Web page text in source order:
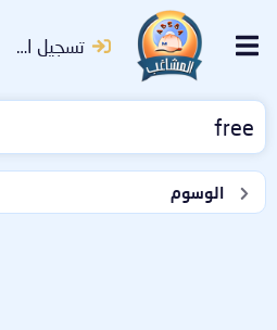
تسجيل الدخول
free
الوسوم